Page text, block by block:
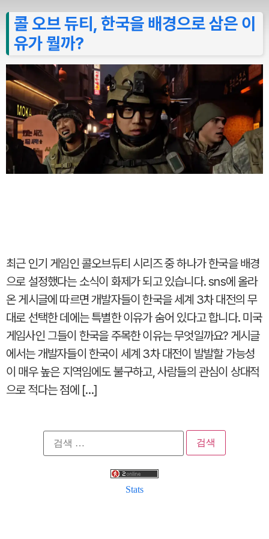
콜 오브 듀티, 한국을 배경으로 삼은 이
유가 뭘까?
최근 인기 게임인 콜오브듀티 시리즈 중 하나가 한국을 배경
으로 설정했다는 소식이 화제가 되고 있습니다. sns에 올라
온 게시글에 따르면 개발자들이 한국을 세계 3차 대전의 무
대로 선택한 데에는 특별한 이유가 숨어 있다고 합니다. 미국
게임사인 그들이 한국을 주목한 이유는 무엇일까요? 게시글
에서는 개발자들이 한국이 세계 3차 대전이 발발할 가능성
이 매우 높은 지역임에도 불구하고, 사람들의 관심이 상대적
으로 적다는 점에 […]
검
색:
Stats